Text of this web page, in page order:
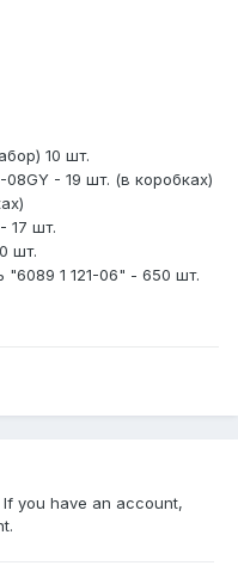
10 шт.
- 19 шт. (в коробках)
17 шт.
шт.
1 121-06" - 650 шт.
you have an account,